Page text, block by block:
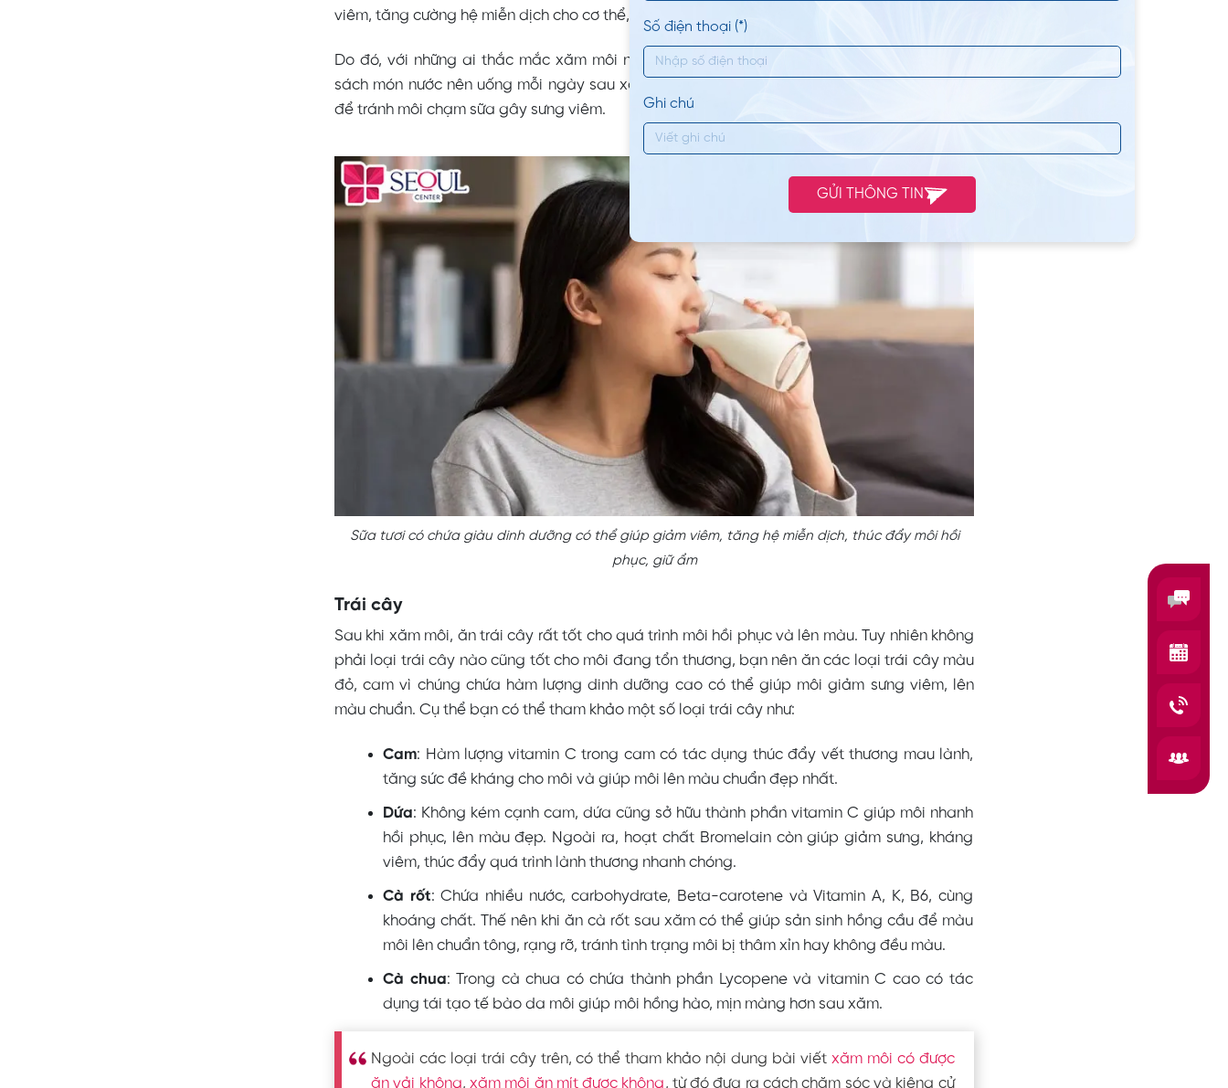
viêm, tăng cường hệ miễn dịch cho cơ thể, từ đó thúc đẩy môi hồi phục nhanh chóng.
Do đó, với những ai thắc mắc xăm môi nên ăn gì để lên màu thì hãy đưa sữa vào danh
sách món nước nên uống mỗi ngày sau xăm. Nhưng chú ý khi uống sữa hãy dùng ống hút
để tránh môi chạm sữa gây sưng viêm.
Sữa tươi có chứa giàu dinh dưỡng có thể giúp giảm viêm, tăng hệ miễn dịch, thúc đẩy môi hồi
phục, giữ ẩm
Trái cây
Sau khi xăm môi, ăn trái cây rất tốt cho quá trình môi hồi phục và lên màu. Tuy nhiên không
phải loại trái cây nào cũng tốt cho môi đang tổn thương, bạn nên ăn các loại trái cây màu
đỏ, cam vì chúng chứa hàm lượng dinh dưỡng cao có thể giúp môi giảm sưng viêm, lên
màu chuẩn. Cụ thể bạn có thể tham khảo một số loại trái cây như:
Cam: Hàm lượng vitamin C trong cam có tác dụng thúc đẩy vết thương mau lành,
tăng sức đề kháng cho môi và giúp môi lên màu chuẩn đẹp nhất.
Dứa: Không kém cạnh cam, dứa cũng sở hữu thành phần vitamin C giúp môi nhanh
hồi phục, lên màu đẹp. Ngoài ra, hoạt chất Bromelain còn giúp giảm sưng, kháng
viêm, thúc đẩy quá trình lành thương nhanh chóng.
Cà rốt: Chứa nhiều nước, carbohydrate, Beta-carotene và Vitamin A, K, B6, cùng
khoáng chất. Thế nên khi ăn cà rốt sau xăm có thể giúp sản sinh hồng cầu để màu
môi lên chuẩn tông, rạng rỡ, tránh tình trạng môi bị thâm xỉn hay không đều màu.
Cà chua: Trong cà chua có chứa thành phần Lycopene và vitamin C cao có tác
dụng tái tạo tế bào da môi giúp môi hồng hào, mịn màng hơn sau xăm.
Ngoài các loại trái cây trên, có thể tham khảo nội dung bài viết xăm môi có được
ăn vải không, xăm môi ăn mít được không, từ đó đưa ra cách chăm sóc và kiêng cử
Số điện thoại (*)
Ghi chú
GỬI THÔNG TIN